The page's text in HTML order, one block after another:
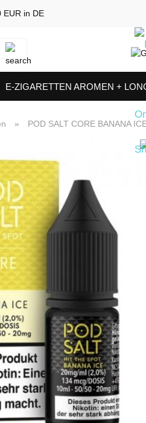
EUR in DE
E-ZIGARETTEN AROMEN +
VERDAMPFER & COILS
» POD SALT CORE BANANA